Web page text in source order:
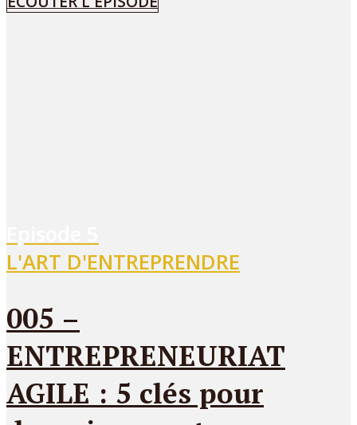
L'ART D'ENTREPRENDRE
005 –
ENTREPRENEURIAT
AGILE : 5 clés pour